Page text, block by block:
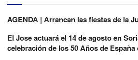
AGENDA | Arrancan las fiestas de la
El Jose actuará el 14 de agosto en
celebración de los 50 Años de